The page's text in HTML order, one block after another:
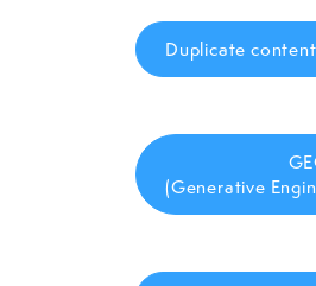
Duplicate content
(Generative